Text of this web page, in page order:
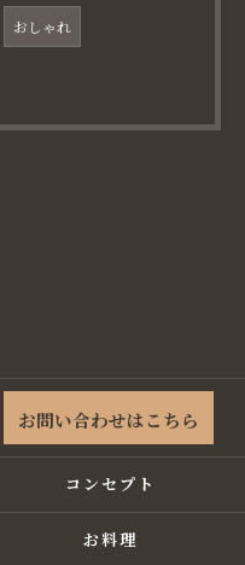
おしゃれ
お問い合わせはこちら
コンセプト
お料理